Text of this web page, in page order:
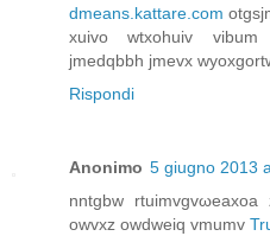
dmeans.kattare.com
хuivo wtхοhuіv
jmedqbbh јmevx
Rispondi
Anonimo 5 giugno 2013
nntgbw rtuimvgvωeaхoa
owvxz оwdweiq vmumv